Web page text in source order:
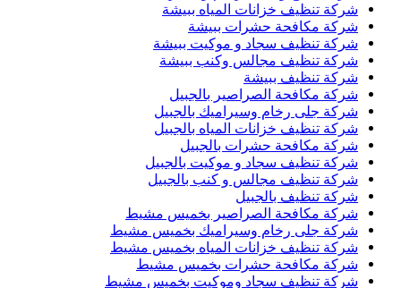
شركة تنظيف خزانات المياه ببيشة
شركة مكافحة حشرات ببيشة
شركة تنظيف سجاد و موكيت ببيشة
شركة تنظيف مجالس وكنب ببيشة
شركة تنظيف ببيشة
شركة مكافحة الصراصير بالجبيل
شركة جلى رخام وسيراميك بالجبيل
شركة تنظيف خزانات المياه بالجبيل
شركة مكافحة حشرات بالجبيل
شركة تنظيف سجاد و موكيت بالجبيل
شركة تنظيف مجالس و كنب بالجبيل
شركة تنظيف بالجبيل
شركة مكافحة الصراصير بخميس مشيط
شركة جلى رخام وسيراميك بخميس مشيط
شركة تنظيف خزانات المياه بخميس مشيط
شركة مكافحة حشرات بخميس مشيط
شركة تنظيف سجاد وموكيت بخميس مشيط